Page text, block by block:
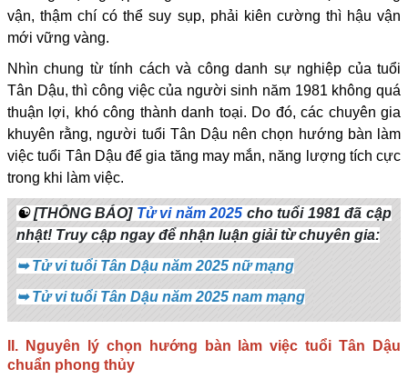
vận, thậm chí có thể suy sụp, phải kiên cường thì hậu vận
mới vững vàng.
Nhìn chung từ tính cách và công danh sự nghiệp của tuổi
Tân Dậu, thì công việc của người sinh năm 1981 không quá
thuận lợi, khó công thành danh toại. Do đó, các chuyên gia
khuyên rằng, người tuổi Tân Dậu nên chọn hướng bàn làm
việc tuổi Tân Dậu để gia tăng may mắn, năng lượng tích cực
trong khi làm việc.
☯[THÔNG BÁO] Tử vi năm 2025 cho tuổi 1981 đã cập
nhật! Truy cập ngay để nhận luận giải từ chuyên gia:
➥Tử vi tuổi Tân Dậu năm 2025 nữ mạng
➥Tử vi tuổi Tân Dậu năm 2025 nam mạng
II. Nguyên lý chọn hướng bàn làm việc tuổi Tân Dậu
chuẩn phong thủy